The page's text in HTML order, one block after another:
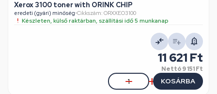
Xerox 3100 toner with ORINK CHIP
eredeti (gyári) minőség•Cikkszám: ORXXEO3100
Készleten, külső raktárban, szállítási idő 5 munkanap
11 621 Ft
Nettó9 151 Ft
KOSÁRBA